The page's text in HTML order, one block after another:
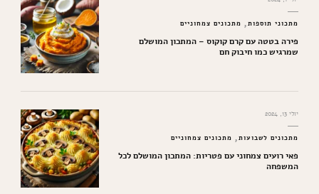
מתכוני תוספות מתכונים צמחוניים
פירה בטטה עם קרם קוקוס – המתכון המושלם
שמרגיש כמו חיבוק חם
יולי 13, 2024
מתכונים לשבועות מתכונים צמחוניים
פאי רועים צמחוני עם פטריות: המתכון המושלם לכל
המשפחה